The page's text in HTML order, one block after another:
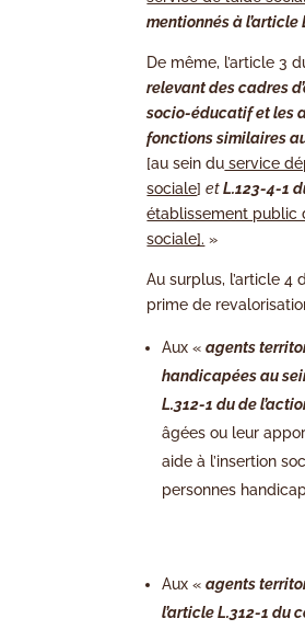
mentionnés à l’article
De même, l’article 3
relevant des cadres
socio-éducatif et les
fonctions similaires
[au sein du service
sociale]etL.123-4-1
établissement public
sociale]. »
Au surplus, l’article
prime de
Aux «agents
handicapées au
L.312-1 du de
âgées ou leur
aide à l’insertion
personnes
Aux «agents
l’article L.312-1 du